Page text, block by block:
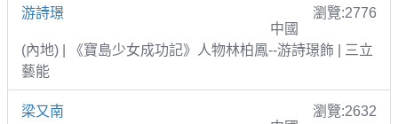
游詩璟
瀏覽:2776
中國
(內地) | 《寶島少女成功記》人物林柏鳳--游詩璟飾 | 三立
藝能
梁又南
瀏覽:2632